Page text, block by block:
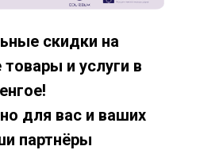
скидки на
и услуги в
для вас и ваших
партнёры